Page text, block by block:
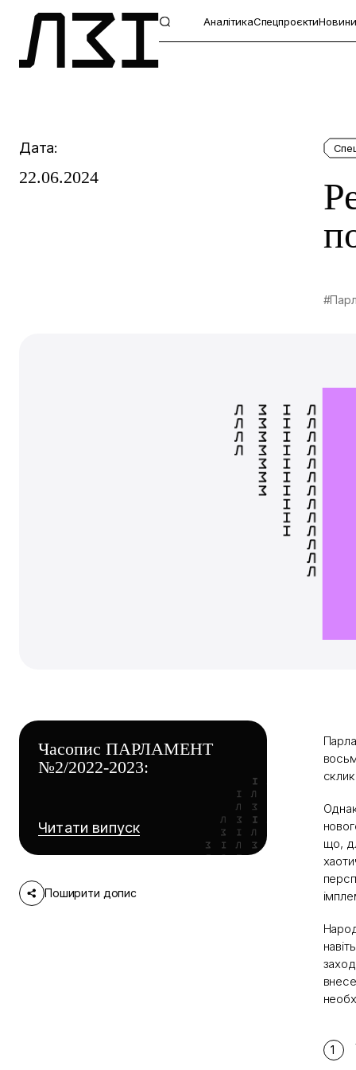
АналітикаСпецпроєктиНовини
Дата:
22.06.2024
Часопис ПАРЛАМЕНТ
№2/2022-2023:
Читати випуск
Поширити допис
що,